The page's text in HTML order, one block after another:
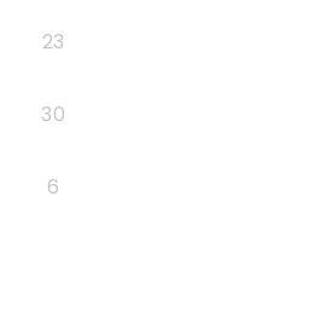
23
30
6